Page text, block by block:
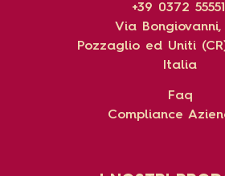
+39 0372
Via Bongiovanni,
Pozzaglio ed Uniti
Italia
Faq
Compliance